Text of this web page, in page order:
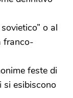
o al
franco-
feste di
si esibiscono